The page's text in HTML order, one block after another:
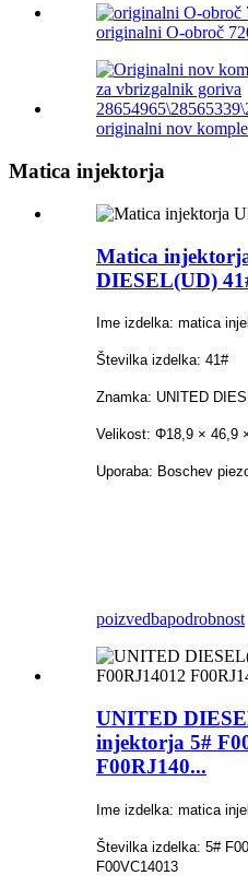
originalni O-obroč
originalni nov
Matica injektorja
Matica
DIESEL(UD)
Ime izdelka: matica
Številka izdelka: 41#
Znamka: UNITED
Velikost: Φ18,9 × 46,9
Uporaba: Boschev
poizvedbapodrobnost
UNITED
injektorja 5#
F00RJ140...
Ime izdelka: matica
Številka izdelka: 5#
F00VC14013